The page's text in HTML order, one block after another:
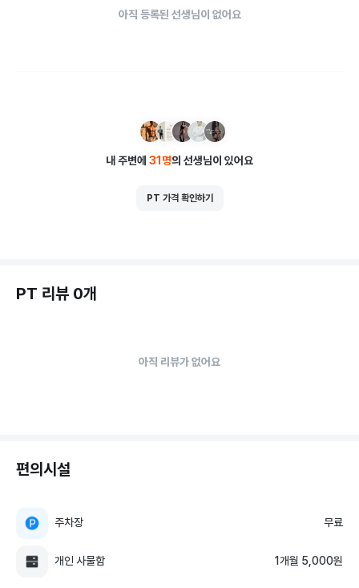
아직 등록된 선생님이 없어요
내 주변에 31 명의 선생님이 있어요
PT 가격 확인하기
PT 리뷰 0개
아직 리뷰가 없어요
편의시설
주차장 무료
개인 사물함 1개월 5,000원